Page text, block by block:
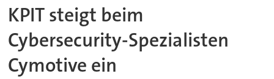
KPIT steigt beim
Cybersecurity-Spezialisten
Cymotive ein